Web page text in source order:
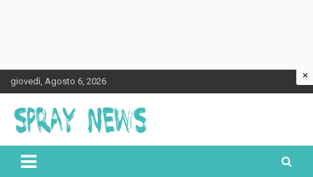
Skip
to
content
giovedì, Agosto 6, 2026
Spraynews.it
×